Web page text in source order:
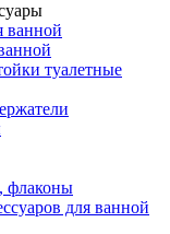
ванной
туалетные
флаконы
для ванной